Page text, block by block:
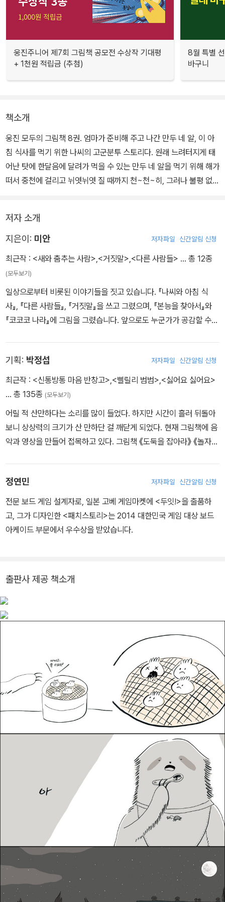
웅진주니어 제7회 그림책 공모전 수상작 기대평
+ 1천원 적립금 (추첨)
8월 특별
바구니
책소개
웅진 모두의 그림책 8권. 엄마가 준비해 주고 나간 만두 네 알, 이 아
침 식사를 먹기 위한 나씨의 고군분투 스토리다. 원래 느려터지게 태
어난 탓에 한달음에 달려가 먹을 수 있는 만두 네 알을 먹기 위해 해가
떠서 중천에 걸리고 뉘엿뉘엿 질 때까지 천~천~히, 그러나 불평 없이
만 갈 길을 가는 자의 꿋꿋함, 느림의 미학에 대해 다시 생각하게 하는
그림책이다.
그림책 스토리에 기반한 카드 게임이 세트로 구성되어 있다. 독자가
직접 만두를 먹으러 가는 나씨 편과 나씨에게 먹히지 않기 위해 버티
는 만두 편이 되어 두뇌 게임을 진행하게 된다. 그림책이 나씨의 아침
식사 과정에 초점을 맞추고 있다면, 전문 게임 설계자 정연민 작가가
기획한 카드 게임은 나씨와 만두, 양쪽 입장에서 생각할 수 있어 스토
저자 소개
지은이: 미안 저자파일 신간알림 신청
최근작 : <새와 춤추는 사람>,<거짓말>,<다른 사람들> … 총 12종
(모두보기)
일상으로부터 비롯된 이야기들을 짓고 있습니다. 『나씨와 아침 식
사』, 『다른 사람들』, 『거짓말』을 쓰고 그렸으며, 『본능을 찾아서』와
『코코코 나라』에 그림을 그렸습니다. 앞으로도 누군가가 공감할 수
기획: 박정섭 저자파일 신간알림 신청
최근작 : <신통방통 마음 반창고>,<삘릴리 범범>,<싫어요 싫어요>
… 총 135종 (모두보기)
어릴 적 산만하다는 소리를 많이 들었다. 하지만 시간이 흘러 뒤돌아
보니 상상력의 크기가 산 만하단 걸 깨닫게 되었다. 현재 그림책에 음
악과 영상을 만들어 접목하고 있다. 그림책 《도둑을 잡아라》 《놀자》
정연민 저자파일 신간알림 신청
전문 보드 게임 설계자로, 일본 고베 게임마켓에 <두잇!>을 출품하
고, 그가 디자인한 <패치스토리>는 2014 대한민국 게임 대상 보드
아케이드 부문에서 우수상을 받았습니다.
출판사 제공 책소개